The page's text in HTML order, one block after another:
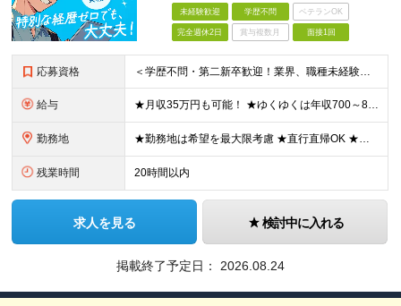
未経験歓迎 学歴不問 ベテランOK
完全週休2日 賞与複数月 面接1回
応募資格 ＜学歴不問・第二新卒歓迎！業界、職種未経験歓迎！20代～30代活躍中＞ ★35歳以下の方（若年層の長期キャリア形成を図るため） ★フリーター・正社員未経験・社会人未経験OK ★転職回数が多い方もぜひ
給与 ★月収35万円も可能！ ★ゆくゆくは年収700～800万円も！ ★手当が多数あり ・残業手当（100％）★1分単位で支給 ・資格手当（最大月6万円） ・結婚/出産祝金（最大3万円） 【首都圏・北関東
勤務地 ★勤務地は希望を最大限考慮 ★直行直帰OK ★車通勤のエリアもあり ★研修は、下記いずれかの研修センターで行います ・東京校（東京本社とアクセスは同様） ・大阪校（大阪府大阪市中央区道修町 2-1-1
残業時間 20時間以内
求人を見る 検討中に入れる
掲載終了予定日： 2026.08.24